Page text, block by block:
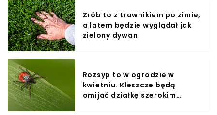
Zrób to z trawnikiem po zimie,
a latem będzie wyglądał jak
zielony dywan
Rozsyp to w ogrodzie w
kwietniu. Kleszcze będą
omijać działkę szerokim